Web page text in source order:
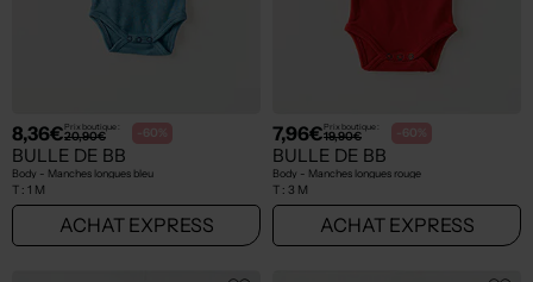
8,36€Prix boutique :
20,90€ -60%
BULLE DE BB
Body - Manches longues bleu
T : 1 M
ACHAT EXPRESS
7,96€Prix boutique :
19,90€ -60%
BULLE DE BB
Body - Manches longues rouge
T : 3 M
ACHAT EXPRESS